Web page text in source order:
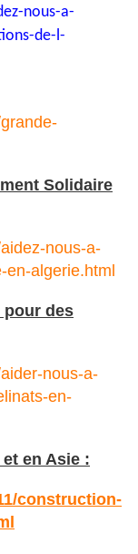
nous-a-
de-l-
Solidaire
nous-a-
algerie.html
pour des
nous-a-
en-
en Asie :
construction-